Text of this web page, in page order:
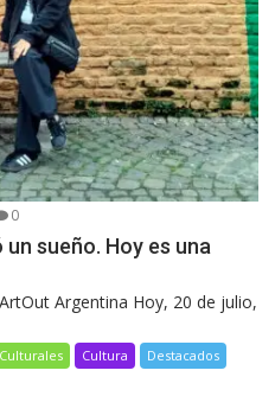
0
sueño. Hoy es una
Argentina Hoy, 20 de julio,
Cultura
Destacados